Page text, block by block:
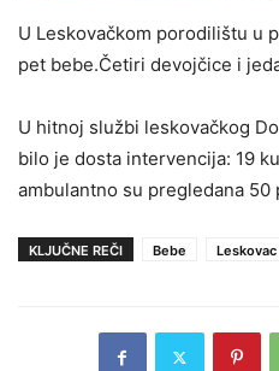
U Leskovačkom porodilištu u
pet bebe.Četiri devojčice i
U hitnoj službi leskovačkog
bilo je dosta intervencija: 19
ambulantno su pregledana 50
KLJUČNE REČI Bebe Leskovac